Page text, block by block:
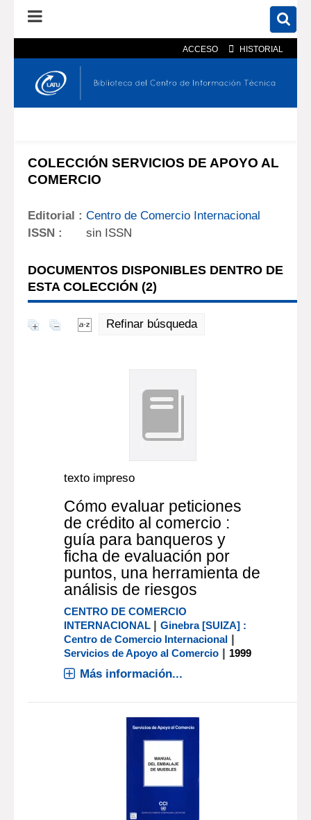
ACCESO HISTORIAL
En el catálogo En el sitio
COLECCIÓN SERVICIOS DE APOYO AL
COMERCIO
Editorial : Centro de Comercio Internacional
ISSN :
sin ISSN
DOCUMENTOS DISPONIBLES DENTRO DE
ESTA COLECCIÓN (2)
Refinar búsqueda
texto impreso
Cómo evaluar peticiones
de crédito al comercio :
guía para banqueros y
ficha de evaluación por
puntos, una herramienta de
análisis de riesgos
CENTRO DE COMERCIO
INTERNACIONAL |Ginebra [SUIZA] :
Centro de Comercio Internacional |
Servicios de Apoyo al Comercio | 1999
Más información...